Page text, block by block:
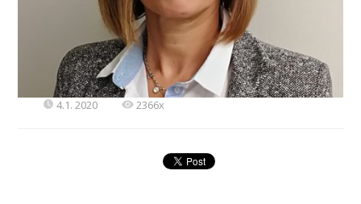
4.1. 2020 2366x